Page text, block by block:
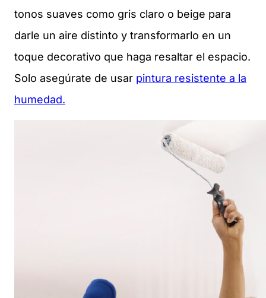
tonos suaves como gris claro o beige para
darle un aire distinto y transformarlo en un
toque decorativo que haga resaltar el espacio.
Solo asegúrate de usar pintura resistente a la
humedad.